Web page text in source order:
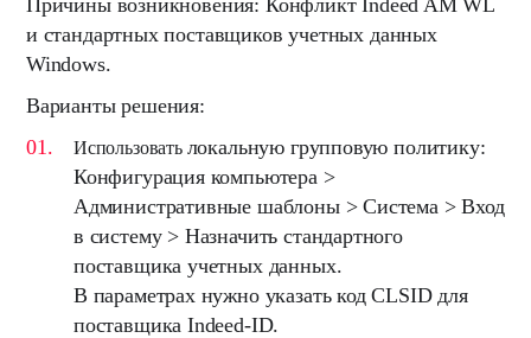
и стандартных поставщиков учетных данных
Windows.
Варианты решения:
Использовать локальную групповую политику:
Конфигурация компьютера >
Административные шаблоны > Система > Вход
в систему > Назначить стандартного
поставщика учетных данных.
В параметрах нужно указать код CLSID для
поставщика Indeed-ID.